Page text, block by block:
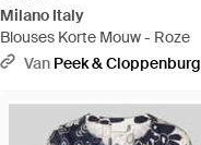
Milano Italy
Blouses Korte Mouw - Roze
Van Peek & Cloppenburg